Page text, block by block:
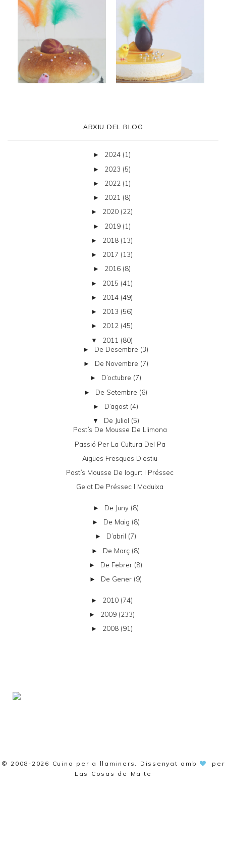
ARXIU DEL BLOG
► 2024 (1)
► 2023 (5)
► 2022 (1)
► 2021 (8)
► 2020 (22)
► 2019 (1)
► 2018 (13)
► 2017 (13)
► 2016 (8)
► 2015 (41)
► 2014 (49)
► 2013 (56)
► 2012 (45)
▼ 2011 (80)
► De Desembre (3)
► De Novembre (7)
► D’octubre (7)
► De Setembre (6)
► D’agost (4)
▼ De Juliol (5)
Pastís De Mousse De Llimona
Passió Per La Cultura Del Pa
Aigües Fresques D'estiu
Pastís Mousse De Iogurt I Préssec
Gelat De Préssec I Maduixa
► De Juny (8)
► De Maig (8)
► D’abril (7)
► De Març (8)
► De Febrer (8)
► De Gener (9)
► 2010 (74)
► 2009 (233)
► 2008 (91)
© 2008-2026 Cuina per a llaminers . Dissenyat amb
per
Las Cosas de Maite